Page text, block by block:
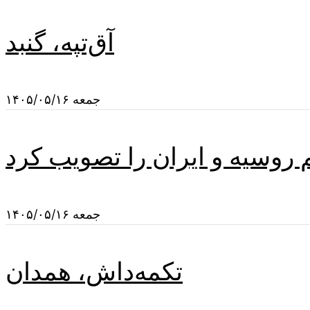
آق‌تپه، گنبد
جمعه ۱۴۰۵/۰۵/۱۶
روسیه و ایران را تصویب کرد
جمعه ۱۴۰۵/۰۵/۱۶
تکمه‌داش، همدان